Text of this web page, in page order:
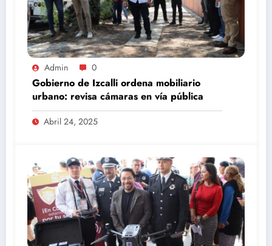
Admin 0
Gobierno de Izcalli ordena mobiliario
urbano: revisa cámaras en vía pública
Abril 24, 2025